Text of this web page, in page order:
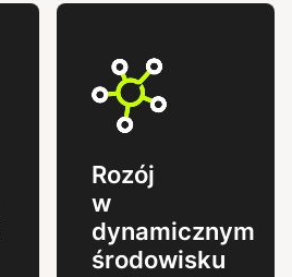
Rozój
w
dynamicznym
środowisku